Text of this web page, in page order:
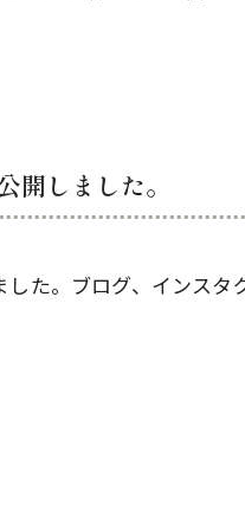
開しました。
た。ブログ、インス